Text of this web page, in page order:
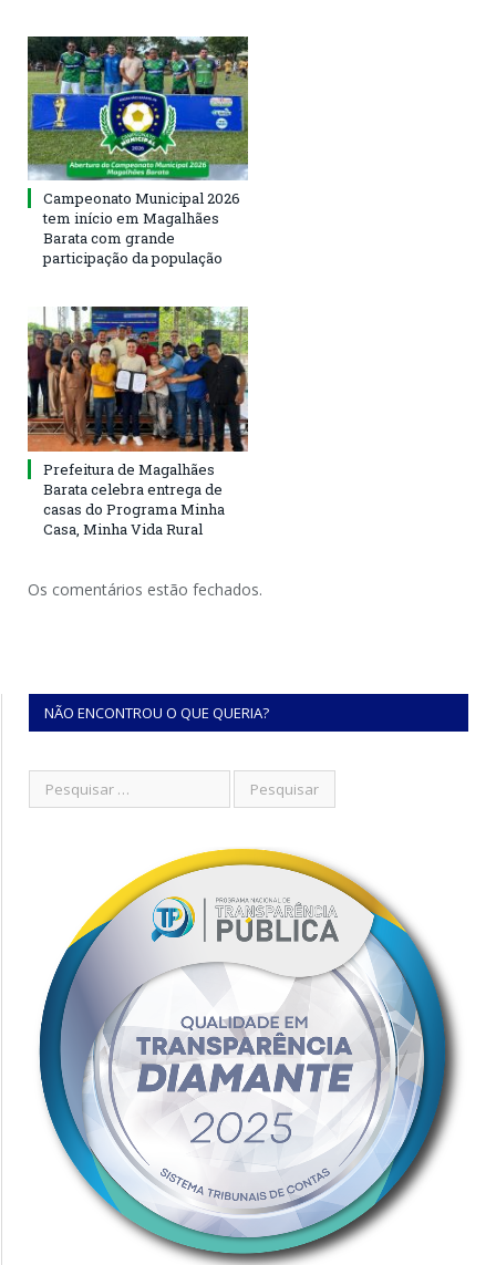
Campeonato Municipal 2026
tem início em Magalhães
Barata com grande
participação da população
Prefeitura de Magalhães
Barata celebra entrega de
casas do Programa Minha
Casa, Minha Vida Rural
Os comentários estão fechados.
NÃO ENCONTROU O QUE QUERIA?